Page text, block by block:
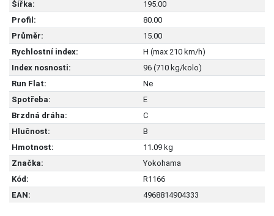
Šířka:
195.00
Profil:
80.00
Průměr:
15.00
Rychlostní index:
H (max 210 km/h)
Index nosnosti:
96 (710 kg/kolo)
Run Flat:
Ne
Spotřeba:
E
Brzdná dráha:
C
Hlučnost:
B
Hmotnost:
11.09 kg
Značka:
Yokohama
Kód:
R1166
EAN:
4968814904333